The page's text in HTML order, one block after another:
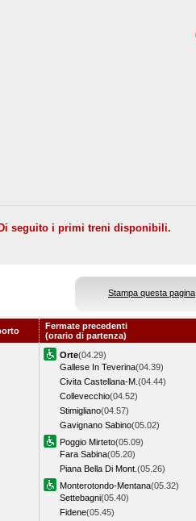
seguito i primi treni disponibili.
Stampa questa pagina
Fermate precedenti
(orario di partenza)
Orte(04.29)
Gallese In Teverina(04.39)
Civita Castellana-M. (04.44)
Collevecchio(04.52)
Stimigliano(04.57)
Gavignano Sabino(05.02)
Poggio Mirteto(05.09)
Fara Sabina(05.20)
Piana Bella Di Mont. (05.26)
Monterotondo-Mentana(05.32)
Settebagni(05.40)
Fidene(05.45)